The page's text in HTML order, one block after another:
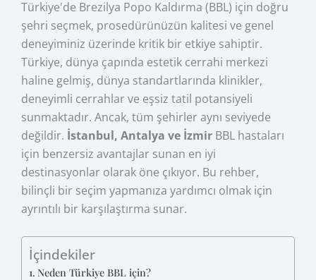
Türkiye'de Brezilya Popo Kaldırma (BBL) için doğru
şehri seçmek, prosedürünüzün kalitesi ve genel
deneyiminiz üzerinde kritik bir etkiye sahiptir.
Türkiye, dünya çapında estetik cerrahi merkezi
haline gelmiş, dünya standartlarında klinikler,
deneyimli cerrahlar ve eşsiz tatil potansiyeli
sunmaktadır. Ancak, tüm şehirler aynı seviyede
değildir. İstanbul, Antalya ve İzmir BBL hastaları
için benzersiz avantajlar sunan en iyi
destinasyonlar olarak öne çıkıyor. Bu rehber,
bilinçli bir seçim yapmanıza yardımcı olmak için
ayrıntılı bir karşılaştırma sunar.
İçindekiler
Neden Türkiye BBL için?